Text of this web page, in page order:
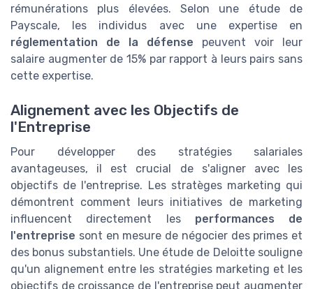
rémunérations plus élevées. Selon une étude de
Payscale, les individus avec une expertise en
réglementation de la défense peuvent voir leur
salaire augmenter de 15% par rapport à leurs pairs sans
cette expertise.
Alignement avec les Objectifs de
l'Entreprise
Pour développer des stratégies salariales
avantageuses, il est crucial de s'aligner avec les
objectifs de l'entreprise. Les stratèges marketing qui
démontrent comment leurs initiatives de marketing
influencent directement les performances de
l'entreprise sont en mesure de négocier des primes et
des bonus substantiels. Une étude de Deloitte souligne
qu'un alignement entre les stratégies marketing et les
objectifs de croissance de l'entreprise peut augmenter